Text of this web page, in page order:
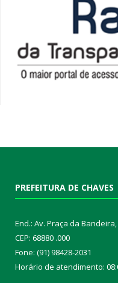
PREFEITURA DE CHAVES
End.: Av. Praça da
CEP: 68880 .000
Fone: (91) 98428-2031
Horário de atendimento: